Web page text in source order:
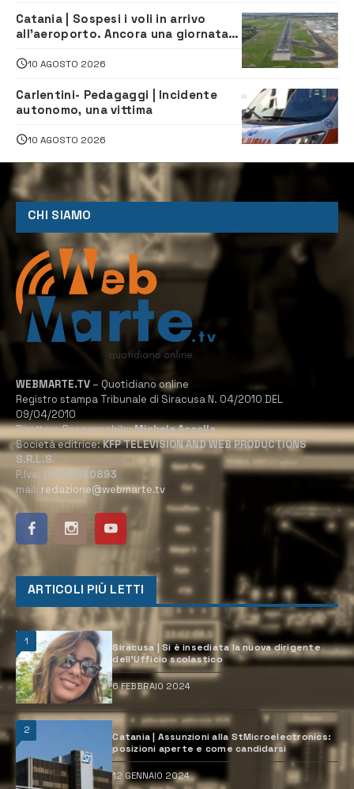
Catania | Sospesi i voli in arrivo
all’aeroporto. Ancora una giornata
10 AGOSTO 2026
Carlentini- Pedagaggi | Incidente
autonomo, una vittima
10 AGOSTO 2026
CHI SIAMO
WEBMARTE.TV – Quotidiano online
Registro stampa Tribunale di Siracusa N. 04/2010 DEL
09/04/2010
Direttore Responsabile:Michele Accolla
Società editrice:KFP TELEVISION AND WEB PRODUCTIONS
S.R.L.S.
P.Iva: 02184950893
mail: redazione@webmarte.tv
ARTICOLI PIÙ LETTI
1
Siracusa | Si è insediata la nuova dirigente
dell’Ufficio scolastico
6 FEBBRAIO 2024
2
Catania | Assunzioni alla StMicroelectronics:
posizioni aperte e come candidarsi
12 GENNAIO 2024